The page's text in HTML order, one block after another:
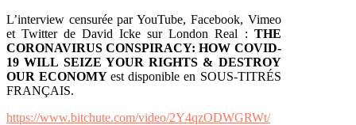
L’interview censurée par YouTube, Facebook, Vimeo
et Twitter de David Icke sur London Real : THE
CORONAVIRUS CONSPIRACY: HOW COVID-
19 WILL SEIZE YOUR RIGHTS & DESTROY
OUR ECONOMYest disponible en SOUS-TITRÉS
FRANÇAIS.
https://www.bitchute.com/video/2Y4qzODWGRWt/